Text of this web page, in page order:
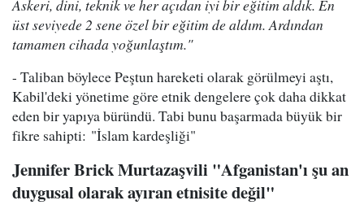
Askeri, dini, teknik ve her açıdan iyi bir eğitim aldık. En
üst seviyede 2 sene özel bir eğitim de aldım. Ardından
tamamen cihada yoğunlaştım."
- Taliban böylece Peştun hareketi olarak görülmeyi aştı,
Kabil'deki yönetime göre etnik dengelere çok daha dikkat
eden bir yapıya büründü. Tabi bunu başarmada büyük bir
fikre sahipti: "İslam kardeşliği"
Jennifer Brick Murtazaşvili "Afganistan'ı şu an
duygusal olarak ayıran etnisite değil"